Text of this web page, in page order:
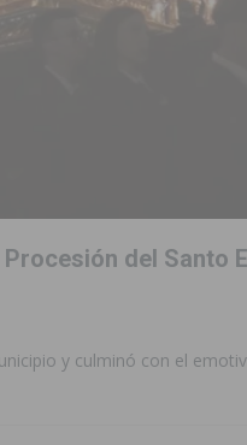
del Santo
y culminó con el